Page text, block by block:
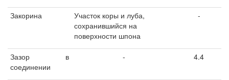
Закорина
Участок коры и луба,
сохранившийся на
поверхности шпона
-
Зазор в
соединении
- 4.4